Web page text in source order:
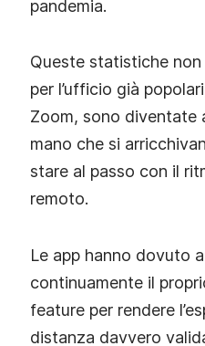
pandemia.
Queste statistiche
per l’ufficio già
Zoom, sono diventate
mano che si
stare al passo con il
remoto.
Le app hanno dovuto
continuamente il
feature per rendere
distanza davvero